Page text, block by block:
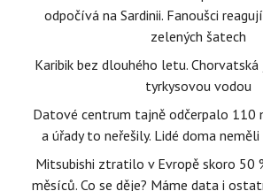
odpočívá na Sardinii. Fanoušci
zelených šatech
Karibik bez dlouhého letu.
tyrkysovou vodou
Datové centrum tajně odčerpalo 110
a úřady to neřešily. Lidé doma
Mitsubishi ztratilo v Evropě skoro 50
měsíců. Co se děje? Máme data i